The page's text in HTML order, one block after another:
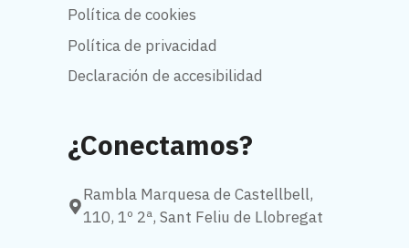
Política de cookies
Política de privacidad
Declaración de accesibilidad
¿Conectamos?
Rambla Marquesa de Castellbell,
110, 1º 2ª, Sant Feliu de Llobregat